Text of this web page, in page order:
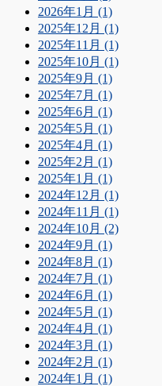
2026年1月 (1)
2025年12月 (1)
2025年11月 (1)
2025年10月 (1)
2025年9月 (1)
2025年7月 (1)
2025年6月 (1)
2025年5月 (1)
2025年4月 (1)
2025年2月 (1)
2025年1月 (1)
2024年12月 (1)
2024年11月 (1)
2024年10月 (2)
2024年9月 (1)
2024年8月 (1)
2024年7月 (1)
2024年6月 (1)
2024年5月 (1)
2024年4月 (1)
2024年3月 (1)
2024年2月 (1)
2024年1月 (1)